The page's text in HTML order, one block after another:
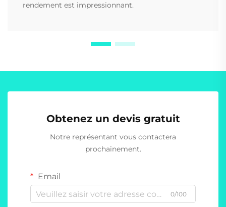
rendement est impressionnant.
Obtenez un devis gratuit
Notre représentant vous contactera
prochainement.
Email
0/100